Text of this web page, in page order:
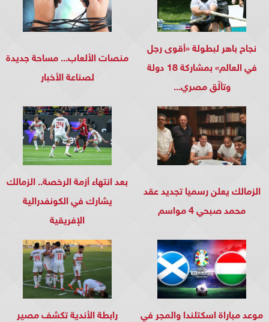
نجاح باهر لبطولة «أقوى رجل
في العالم» بمشاركة 18 دولة
وتألّق مصري...
منصات الألعاب... مساحة جديدة
لصناعة الأخبار
الزمالك يعلن رسميا تجديد عقد
محمد صبحي 4 مواسم
بعد انتهاء أزمة الرخصة.. الزمالك
يشارك في الكونفدرالية
الإفريقية
موعد مباراة اسكتلندا والمجر في
رابطة الأندية تكشف مصير